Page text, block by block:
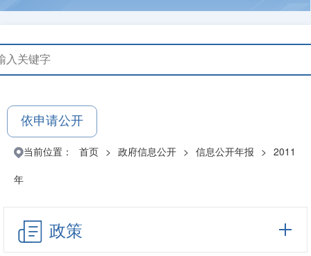
依申请公开
当前位置： 首页 > 政府信息公开 > 信息公开年报 > 2011
年
政策